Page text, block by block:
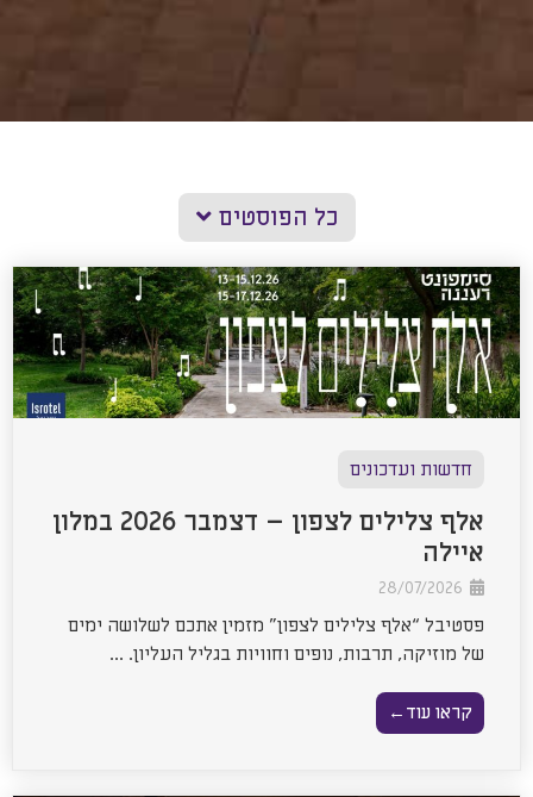
כל הפוסטים
חדשות ועדכונים
אלף צלילים לצפון – דצמבר 2026 במלון
איילה
פסטיבל “אלף צלילים לצפון” מזמין אתכם לשלושה ימים
של מוזיקה, תרבות, נופים וחוויות בגליל העליון. ...
קראו עוד←